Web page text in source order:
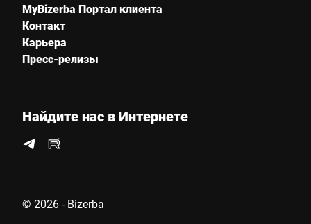
MyBizerba Портал клиента
Контакт
Карьера
Пресс-релизы
Найдите нас в Интернете
© 2026 - Bizerba